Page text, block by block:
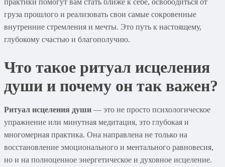
груза прошлого и реализовать свои самые сокровенные
внутренние стремления и мечты. Это путь к настоящему,
глубокому счастью и благополучию.
Что такое ритуал исцеления
души и почему он так важен?
Ритуал исцеления души — это не просто психологическое
упражнение или минутная медитация, это глубокая и
многомерная практика. Она направлена не только на
восстановление эмоционального и ментального равновесия,
но и на полноценное энергетическое и духовное исцеление.